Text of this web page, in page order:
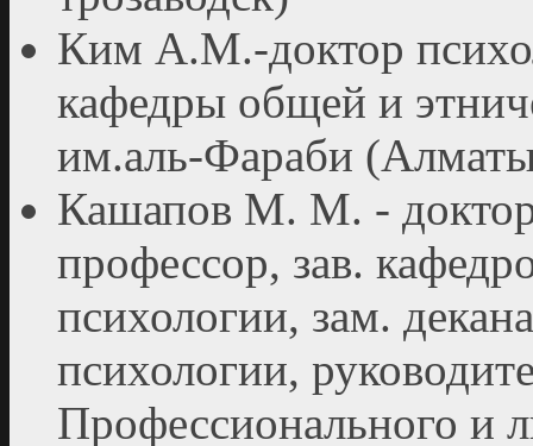
Ким А.М.-доктор
кафедры общей и
им.аль-Фараби
Кашапов М. М. - доктор
профессор, зав.
психологии, зам.
психологии,
Профессионального и